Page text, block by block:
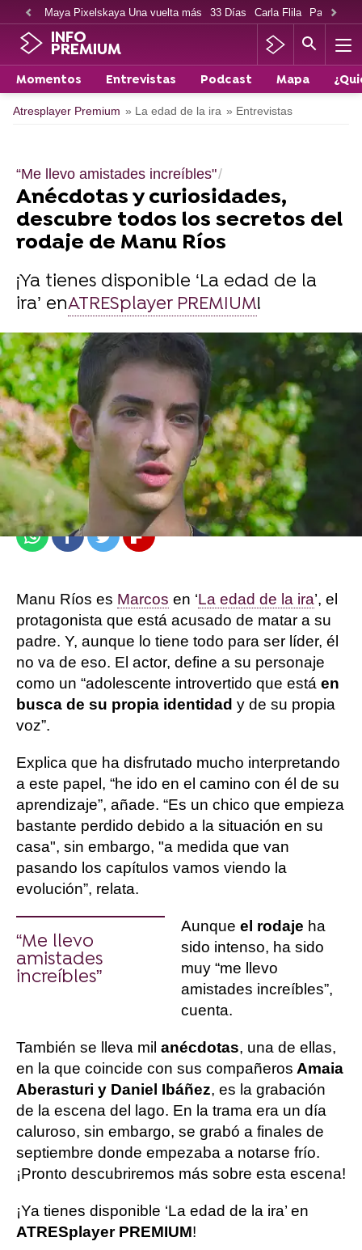
Maya Pixelskaya Una vuelta más 33 Días Carla Flila Paco
INFO
PREMIUM
Momentos Entrevistas Podcast Mapa
Atresplayer Premium » La edad de la ira » Entrevistas
“Me llevo amistades increíbles"
Anécdotas y curiosidades,
descubre todos los secretos del
rodaje de Manu Ríos
¡Ya tienes disponible ‘La edad de la
ira’ enATRESplayer PREMIUM!
atresplayer
Madrid
Publicado:03 de marzo de 2022, 11:08
WhatsappFacebook
TwitterFlipboard
Manu Ríos es Marcos en ‘La edad de la ira’, el
protagonista que está acusado de matar a su
padre. Y, aunque lo tiene todo para ser líder, él
no va de eso. El actor, define a su personaje
como un “adolescente introvertido que está en
busca de su propia identidad y de su propia
voz”.
Explica que ha disfrutado mucho interpretando
a este papel, “he ido en el camino con él de su
aprendizaje”, añade. “Es un chico que empieza
bastante perdido debido a la situación en su
casa", sin embargo, "a medida que van
pasando los capítulos vamos viendo la
evolución”, relata.
“Me llevo
amistades
increíbles”
Aunque el rodaje ha
sido intenso, ha sido
muy “me llevo
amistades increíbles”,
cuenta.
También se lleva mil anécdotas, una de ellas,
en la que coincide con sus compañeros Amaia
Aberasturi y Daniel Ibáñez, es la grabación
de la escena del lago. En la trama era un día
caluroso, sin embargo, se grabó a finales de
septiembre donde empezaba a notarse frío.
¡Pronto descubriremos más sobre esta escena!
¡Ya tienes disponible ‘La edad de la ira’ en
ATRESplayer PREMIUM!